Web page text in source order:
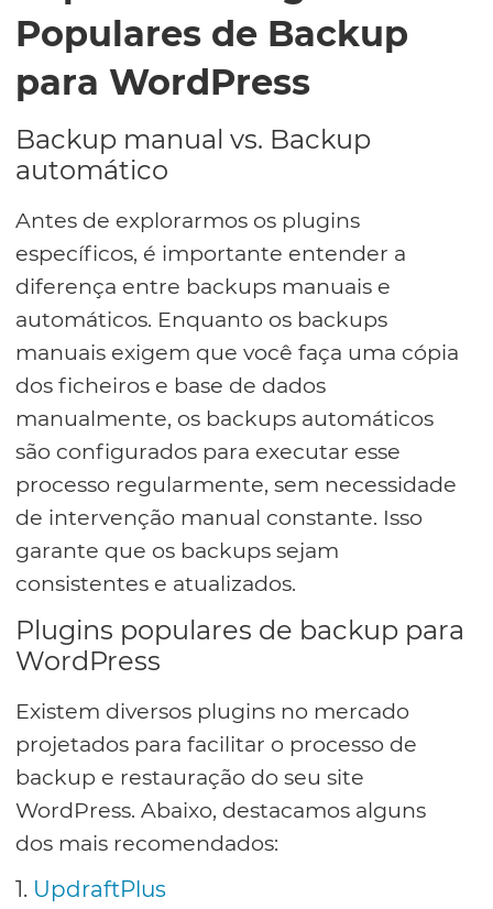
Populares de Backup
para WordPress
Backup manual vs. Backup
automático
Antes de explorarmos os plugins
específicos, é importante entender a
diferença entre backups manuais e
automáticos. Enquanto os backups
manuais exigem que você faça uma cópia
dos ficheiros e base de dados
manualmente, os backups automáticos
são configurados para executar esse
processo regularmente, sem necessidade
de intervenção manual constante. Isso
garante que os backups sejam
consistentes e atualizados.
Plugins populares de backup para
WordPress
Existem diversos plugins no mercado
projetados para facilitar o processo de
backup e restauração do seu site
WordPress. Abaixo, destacamos alguns
dos mais recomendados:
1. UpdraftPlus